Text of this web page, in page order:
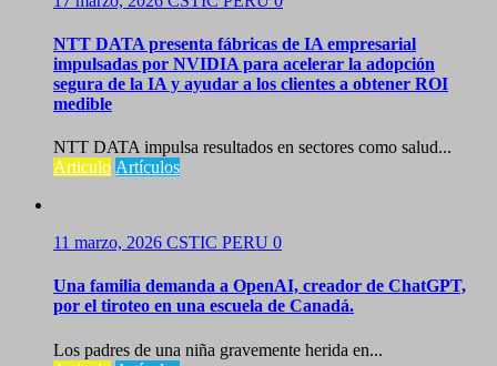
NTT DATA presenta fábricas de IA empresarial
impulsadas por NVIDIA para acelerar la adopción
segura de la IA y ayudar a los clientes a obtener ROI
medible
NTT DATA impulsa resultados en sectores como salud...
Articulo Artículos
11 marzo, 2026 CSTIC PERU 0
Una familia demanda a OpenAI, creador de ChatGPT,
por el tiroteo en una escuela de Canadá.
Los padres de una niña gravemente herida en...